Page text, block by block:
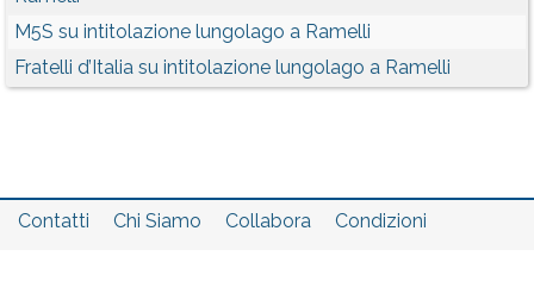
M5S su intitolazione lungolago a Ramelli
Fratelli d’Italia su intitolazione lungolago a Ramelli
Contatti Chi Siamo Collabora
Condizioni